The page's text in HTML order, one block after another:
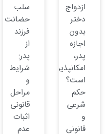
ازدواج
دختر
بدون
اجازه
پدر،
امکانپذیر
است؟
حکم
شرعی
و
قانونی
سلب
حضانت
فرزند
از
پدر:
شرایط
و
مراحل
قانونی
اثبات
عدم